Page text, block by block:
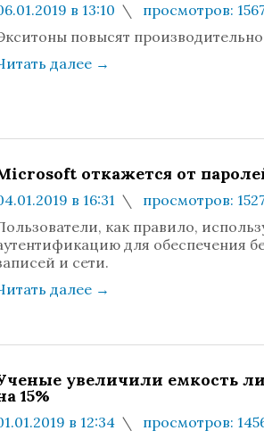
в 13:10 просмотров:
повысят
далее →
откажется от
в 16:31 просмотров:
как правило,
для обеспечения
и сети.
далее →
увеличили емкость
15%
в 12:34 просмотров: